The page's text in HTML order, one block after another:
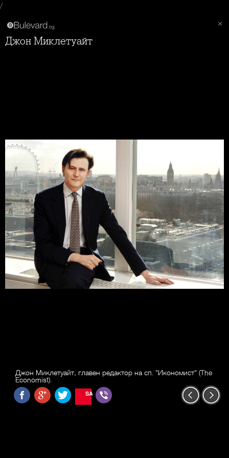
/
Джон Миклетуайт
Джон Миклетуайт, главен редактор на сп. "Икономист" (The
Economist).
SAVE